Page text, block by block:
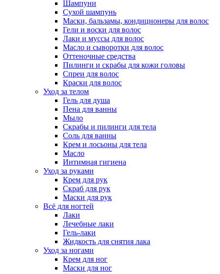
Шампуни
Сухой шампунь
Маски, бальзамы, кондиционеры для волос
Гели и воски для волос
Лаки и муссы для волос
Масло и сыворотки для волос
Оттеночные средства
Пилинги и скрабы для кожи головы
Спреи для волос
Краски для волос
Уход за телом
Гель для душа
Пена для ванны
Мыло
Скрабы и пилинги для тела
Соль для ванны
Крем и лосьоны для тела
Масло
Интимная гигиена
Уход за руками
Крем для рук
Скраб для рук
Маски для рук
Всё для ногтей
Лаки
Лечебные лаки
Гель-лаки
Жидкость для снятия лака
Уход за ногами
Крем для ног
Маски для ног